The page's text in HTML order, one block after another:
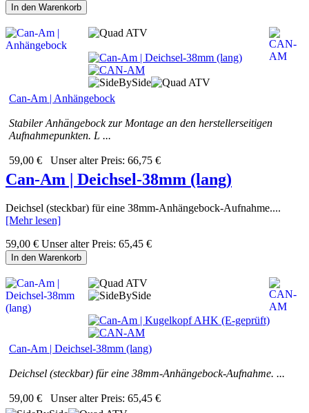
In den Warenkorb
Can-Am | Anhängebock
Stabiler Anhängebock zur Montage an den herstellerseitigen
Aufnahmepunkten. L ...
59,00 € Unser alter Preis: 66,75 €
Can-Am | Deichsel-38mm (lang)
Deichsel (steckbar) für eine 38mm-Anhängebock-Aufnahme....
[Mehr lesen]
59,00 € Unser alter Preis: 65,45 €
In den Warenkorb
Can-Am | Deichsel-38mm (lang)
Deichsel (steckbar) für eine 38mm-Anhängebock-Aufnahme. ...
59,00 € Unser alter Preis: 65,45 €